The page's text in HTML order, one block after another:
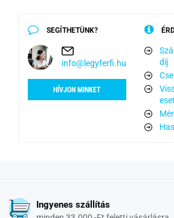
SEGÍTHETÜNK?
info@legyferfi.hu
HÍVJON MINKET
díj
Ingyenes szállítás